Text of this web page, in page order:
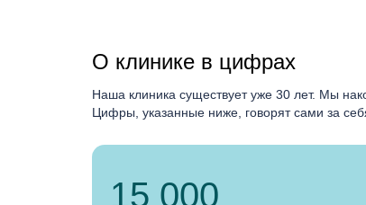
О клинике в цифрах
Наша клиника существует уже 30 лет. Мы
Цифры, указанные ниже, говорят сами за
15 000